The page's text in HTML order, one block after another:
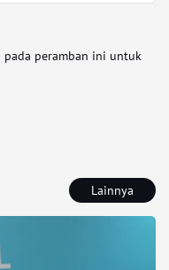
pada peramban ini untuk
Lainnya